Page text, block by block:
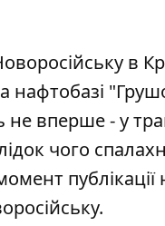
в
нафтобазі
вперше - у
чого